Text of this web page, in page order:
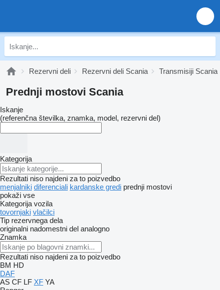
Rezervni deli Rezervni deli Scania Transmisiji Scania
Prednji mostovi Scania
Iskanje
(referenčna številka, znamka, model, rezervni del)
Kategorija
Rezultati niso najdeni za to poizvedbo
menjalniki diferenciali kardanske gredi prednji mostovi
pokaži vse
Kategorija vozila
tovornjaki vlačilci
Tip rezervnega dela
originalni nadomestni del analogno
Znamka
Rezultati niso najdeni za to poizvedbo
BM HD
DAF
AS CF LF XF YA